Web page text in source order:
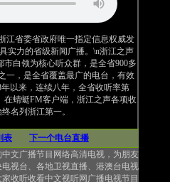
江省委省政府唯一指定信息权威发
实力的省级新闻广播。\n浙江之声
白领为核心听众群，是全省900多
一，是全省覆盖最广的电台，有效
以来，连续八年，全省收听率第
蜻蜓FM客户端，浙江之声各项收
名列浙江第一。
表
下一个电台直播
文广播节目网络高清电视，为朋友
视台、各地卫视直播、港澳台电视
收听收看中文视听网广播电视节目